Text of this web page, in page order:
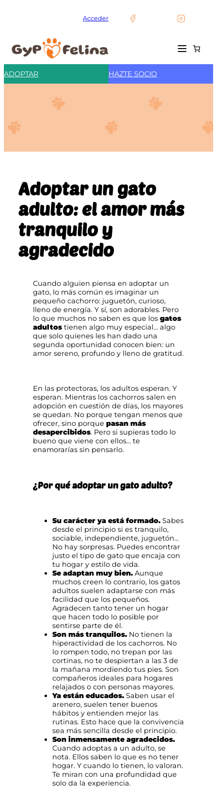
Acceder
ADOPTAR HAZTE SOCIO
Adoptar un gato
adulto: el amor más
tranquilo y
agradecido
Cuando alguien piensa en adoptar un
gato, lo más común es imaginar un
pequeño cachorro: juguetón, curioso,
lleno de energía. Y sí, son adorables. Pero
lo que muchos no saben es que los gatos
adultos tienen algo muy especial… algo
que solo quienes les han dado una
segunda oportunidad conocen bien: un
amor sereno, profundo y lleno de gratitud.
En las protectoras, los adultos esperan. Y
esperan. Mientras los cachorros salen en
adopción en cuestión de días, los mayores
se quedan. No porque tengan menos que
ofrecer, sino porque pasan más
desapercibidos. Pero si supieras todo lo
bueno que viene con ellos… te
enamorarías sin pensarlo.
¿Por qué adoptar un gato adulto?
Su carácter ya está formado. Sabes
desde el principio si es tranquilo,
sociable, independiente, juguetón…
No hay sorpresas. Puedes encontrar
justo el tipo de gato que encaja con
tu hogar y estilo de vida.
Se adaptan muy bien. Aunque
muchos creen lo contrario, los gatos
adultos suelen adaptarse con más
facilidad que los pequeños.
Agradecen tanto tener un hogar
que hacen todo lo posible por
sentirse parte de él.
Son más tranquilos. No tienen la
hiperactividad de los cachorros. No
lo rompen todo, no trepan por las
cortinas, no te despiertan a las 3 de
la mañana mordiendo tus pies. Son
compañeros ideales para hogares
relajados o con personas mayores.
Ya están educados. Saben usar el
arenero, suelen tener buenos
hábitos y entienden mejor las
rutinas. Esto hace que la convivencia
sea más sencilla desde el principio.
Son inmensamente agradecidos.
Cuando adoptas a un adulto, se
nota. Ellos saben lo que es no tener
hogar. Y cuando lo tienen, lo valoran.
Te miran con una profundidad que
solo da la experiencia.